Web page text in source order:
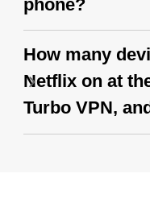
phone?
How many
Netflix on at
Turbo VPN,